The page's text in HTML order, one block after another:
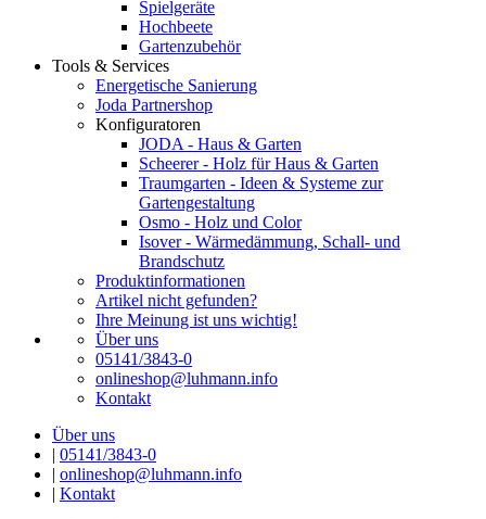
Spielgeräte
Hochbeete
Gartenzubehör
Tools & Services
Energetische Sanierung
Joda Partnershop
Konfiguratoren
JODA - Haus & Garten
Scheerer - Holz für Haus & Garten
Traumgarten - Ideen & Systeme zur
Gartengestaltung
Osmo - Holz und Color
Isover - Wärmedämmung, Schall- und
Brandschutz
Produktinformationen
Artikel nicht gefunden?
Ihre Meinung ist uns wichtig!
Über uns
05141/3843-0
onlineshop@luhmann.info
Kontakt
Über uns
| 05141/3843-0
| onlineshop@luhmann.info
| Kontakt